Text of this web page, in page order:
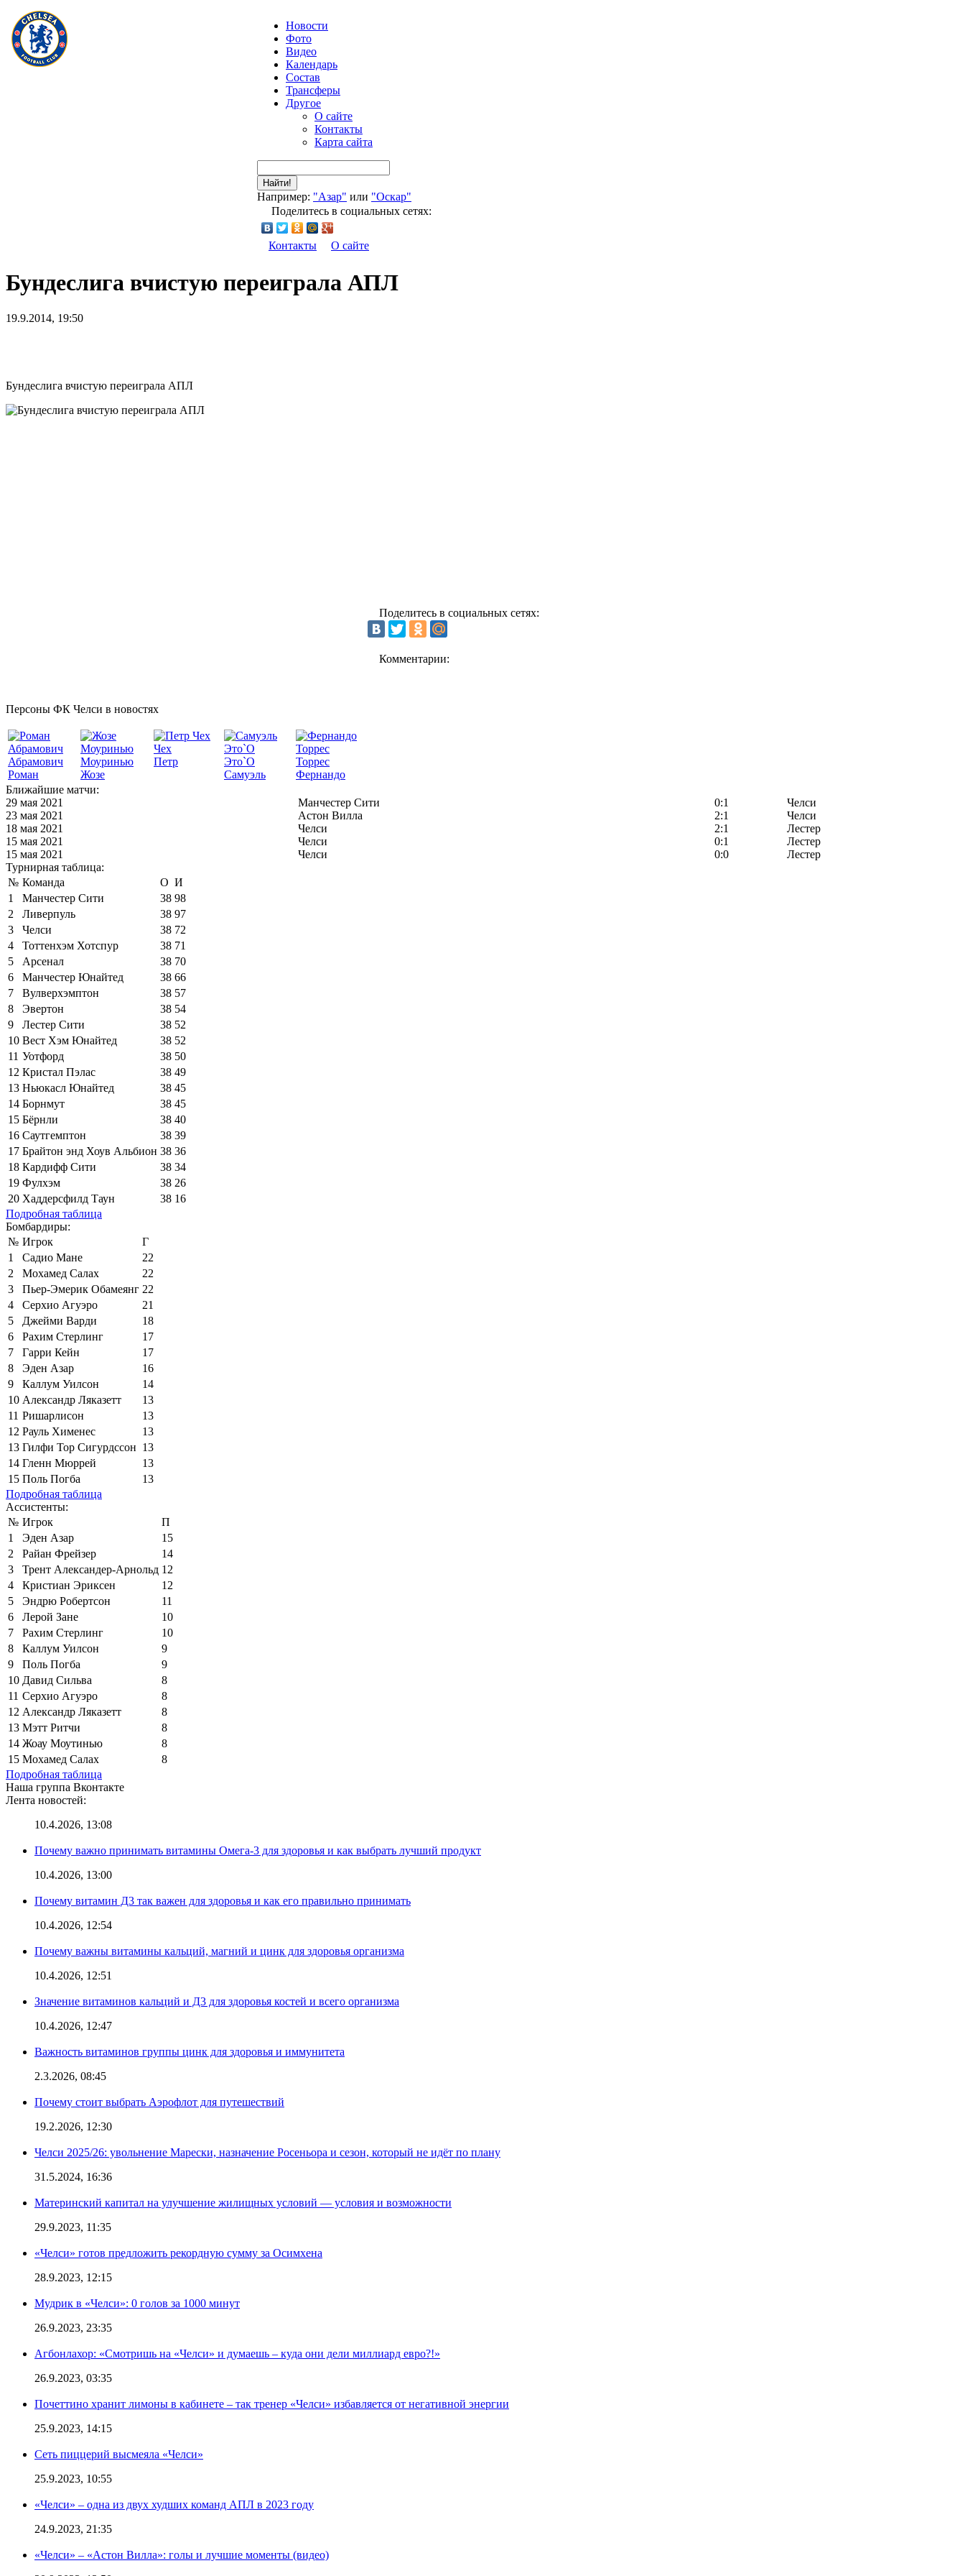
Новости
Фото
Видео
Календарь
Состав
Трансферы
Другое
О сайте
Контакты
Карта сайта
Найти!
Например: "Азар" или "Оскар"
Поделитесь в социальных сетях:
Контакты О сайте
Бундеслига вчистую переиграла АПЛ
19.9.2014, 19:50
Бундеслига вчистую переиграла АПЛ
Поделитесь в социальных сетях:
Комментарии:
Персоны ФК Челси в новостях
Абрамович
Роман
Моуринью
Жозе
Чех
Петр
Это`О
Самуэль
Торрес
Фернандо
Ближайшие матчи:
29 мая 2021
Манчестер Сити 0:1
Челси
23 мая 2021
Астон Вилла 2:1
Челси
18 мая 2021
Челси 2:1
Лестер
15 мая 2021
Челси 0:1
Лестер
15 мая 2021
Челси 0:0
Лестер
Турнирная таблица:
№ Команда О И
1
Манчестер Сити 38 98
2
Ливерпуль 38 97
3
Челси 38 72
4
Тоттенхэм Хотспур 38 71
5
Арсенал 38 70
6
Манчестер Юнайтед 38 66
7
Вулверхэмптон 38 57
8
Эвертон 38 54
9
Лестер Сити 38 52
10 Вест Хэм Юнайтед 38 52
11 Уотфорд 38 50
12 Кристал Пэлас 38 49
13 Ньюкасл Юнайтед 38 45
14 Борнмут 38 45
15 Бёрнли 38 40
16 Саутгемптон 38 39
17 Брайтон энд Хоув Альбион 38 36
18 Кардифф Сити 38 34
19 Фулхэм 38 26
20 Хаддерсфилд Таун 38 16
Подробная таблица
Бомбардиры:
№ Игрок
Г
1
Садио Мане
22
2
Мохамед Салах
22
3
Пьер-Эмерик Обамеянг 22
4
Серхио Агуэро
21
5
Джейми Варди
18
6
Рахим Стерлинг
17
7
Гарри Кейн
17
8
Эден Азар
16
9
Каллум Уилсон
14
10 Александр Ляказетт
13
11 Ришарлисон
13
12 Рауль Хименес
13
13 Гилфи Тор Сигурдссон 13
14 Гленн Мюррей
13
15 Поль Погба
13
Подробная таблица
Ассистенты:
№ Игрок
П
1
Эден Азар
15
2
Райан Фрейзер
14
3
Трент Александер-Арнольд 12
4
Кристиан Эриксен
12
5
Эндрю Робертсон
11
6
Лерой Зане
10
7
Рахим Стерлинг
10
8
Каллум Уилсон
9
9
Поль Погба
9
10 Давид Сильва
8
11 Серхио Агуэро
8
12 Александр Ляказетт
8
13 Мэтт Ритчи
8
14 Жоау Моутинью
8
15 Мохамед Салах
8
Подробная таблица
Наша группа Вконтакте
Лента новостей:
10.4.2026, 13:08
Почему важно принимать витамины Омега-3 для здоровья и как выбрать лучший продукт
10.4.2026, 13:00
Почему витамин Д3 так важен для здоровья и как его правильно принимать
10.4.2026, 12:54
Почему важны витамины кальций, магний и цинк для здоровья организма
10.4.2026, 12:51
Значение витаминов кальций и Д3 для здоровья костей и всего организма
10.4.2026, 12:47
Важность витаминов группы цинк для здоровья и иммунитета
2.3.2026, 08:45
Почему стоит выбрать Аэрофлот для путешествий
19.2.2026, 12:30
Челси 2025/26: увольнение Марески, назначение Росеньора и сезон, который не идёт по плану
31.5.2024, 16:36
Материнский капитал на улучшение жилищных условий — условия и возможности
29.9.2023, 11:35
«Челси» готов предложить рекордную сумму за Осимхена
28.9.2023, 12:15
Мудрик в «Челси»: 0 голов за 1000 минут
26.9.2023, 23:35
Агбонлахор: «Смотришь на «Челси» и думаешь – куда они дели миллиард евро?!»
26.9.2023, 03:35
Почеттино хранит лимоны в кабинете – так тренер «Челси» избавляется от негативной энергии
25.9.2023, 14:15
Сеть пиццерий высмеяла «Челси»
25.9.2023, 10:55
«Челси» – одна из двух худших команд АПЛ в 2023 году
24.9.2023, 21:35
«Челси» – «Астон Вилла»: голы и лучшие моменты (видео)